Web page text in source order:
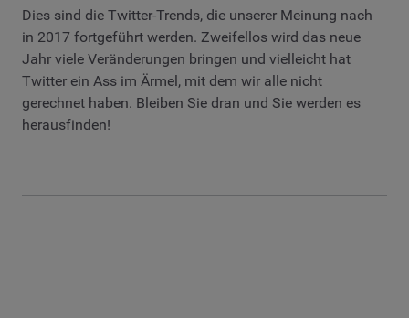
Dies sind die Twitter-Trends, die unserer Meinung nach
in 2017 fortgeführt werden. Zweifellos wird das neue
Jahr viele Veränderungen bringen und vielleicht hat
Twitter ein Ass im Ärmel, mit dem wir alle nicht
gerechnet haben. Bleiben Sie dran und Sie werden es
herausfinden!